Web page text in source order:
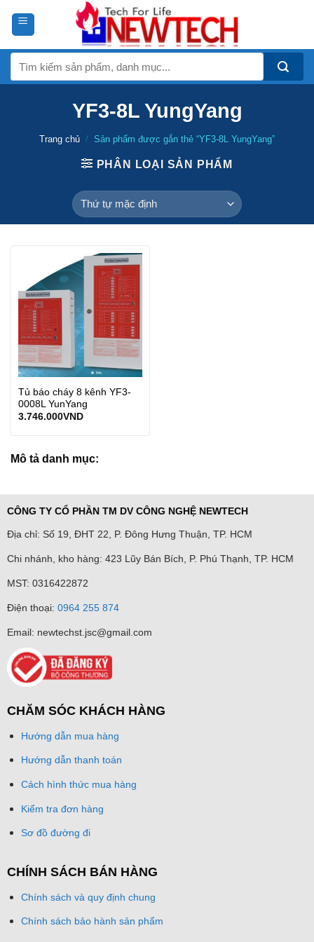
kiếm:
YF3-8L YungYang
Trang chủ / Sản phẩm được gắn thẻ “YF3-8L YungYang”
PHÂN LOẠI SẢN PHẨM
Tủ báo cháy 8 kênh YF3-
0008L YunYang
3.746.000VND
Mô tả danh mục:
CÔNG TY CỔ PHẦN TM DV CÔNG NGHỆ NEWTECH
Địa chỉ: Số 19, ĐHT 22, P. Đông Hưng Thuận, TP. HCM
Chi nhánh, kho hàng: 423 Lũy Bán Bích, P. Phú Thạnh, TP. HCM
MST: 0316422872
Điện thoại: 0964 255 874
Email: newtechst.jsc@gmail.com
CHĂM SÓC KHÁCH HÀNG
Hướng dẫn mua hàng
Hướng dẫn thanh toán
Cách hình thức mua hàng
Kiểm tra đơn hàng
Sơ đồ đường đi
CHÍNH SÁCH BÁN HÀNG
Chính sách và quy định chung
Chính sách bảo hành sản phẩm